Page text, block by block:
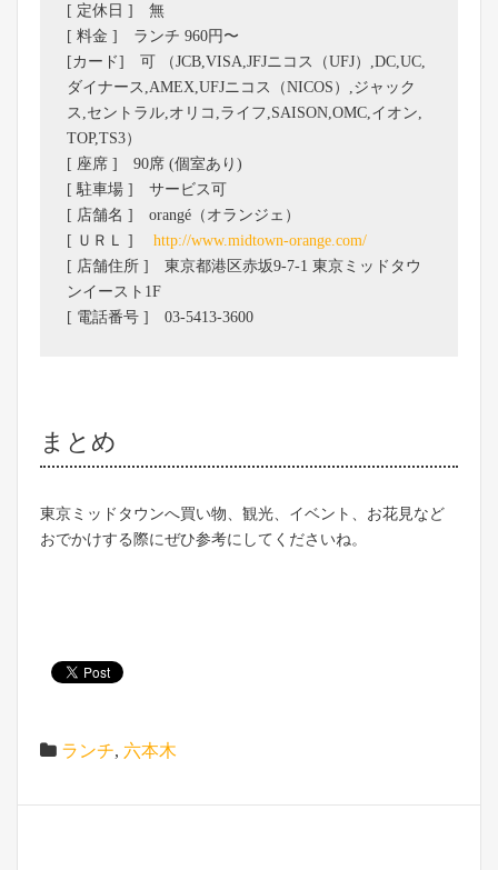
[ 定休日 ] 無
[ 料金 ] ランチ 960円〜
[カード] 可 （JCB,VISA,JFJニコス（UFJ）,DC,UC,
ダイナース,AMEX,UFJニコス（NICOS）,ジャック
ス,セントラル,オリコ,ライフ,SAISON,OMC,イオン,
TOP,TS3）
[ 座席 ] 90席 (個室あり)
[ 駐車場 ] サービス可
[ 店舗名 ] orangé（オランジェ）
[ ＵＲＬ ] http://www.midtown-orange.com/
[ 店舗住所 ] 東京都港区赤坂9-7-1 東京ミッドタウ
ンイースト1F
[ 電話番号 ] 03-5413-3600
まとめ
東京ミッドタウンへ買い物、観光、イベント、お花見など
おでかけする際にぜひ参考にしてくださいね。
ランチ, 六本木